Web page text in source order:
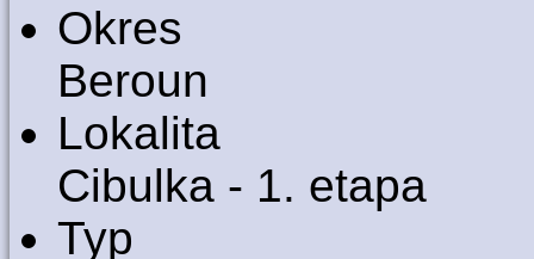
Okres
Beroun
Lokalita
Cibulka - 1. etapa
Typ